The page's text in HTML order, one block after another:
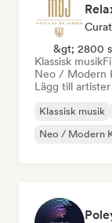
&gt; 2800
Klassisk musik
Neo / Modern
Lägg till
Klassisk musik
Neo / Modern